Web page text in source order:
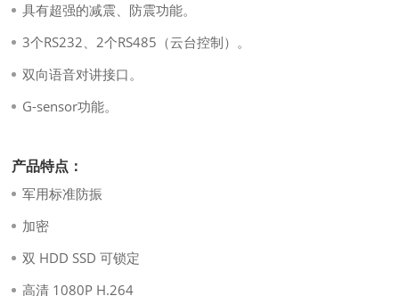
具有超强的减震、防震功能。
3个RS232、2个RS485（云台控制）。
双向语音对讲接口。
G-sensor功能。
产品特点：
军用标准防振
加密
双 HDD SSD 可锁定
高清 1080P H.264